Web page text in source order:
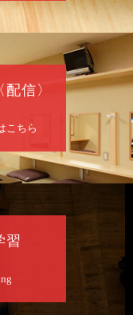
えば炎
場）全席指定
い枝※／けんたと
亭三喬／桂米二
松枝（※…配信は
信〉
こちら
習